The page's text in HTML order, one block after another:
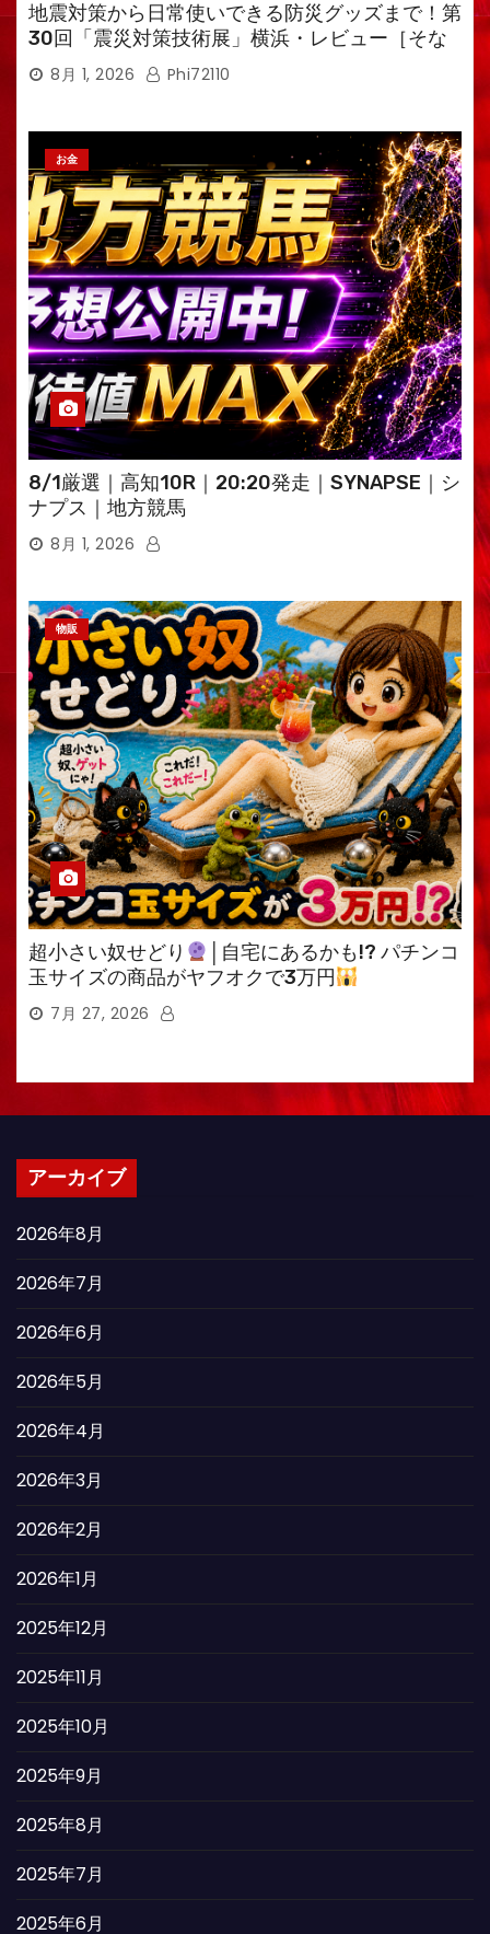
地震対策から日常使いできる防災グッズまで！第
30回「震災対策技術展」横浜・レビュー［そな
えるTV・高荷智也］
8月 1, 2026 Phi72110
お金
8/1厳選｜高知10R｜20:20発走｜SYNAPSE｜シ
ナプス｜地方競馬
8月 1, 2026
物販
超小さい奴せどり
│自宅にあるかも!? パチンコ
玉サイズの商品がヤフオクで3万円
7月 27, 2026
アーカイブ
2026年8月
2026年7月
2026年6月
2026年5月
2026年4月
2026年3月
2026年2月
2026年1月
2025年12月
2025年11月
2025年10月
2025年9月
2025年8月
2025年7月
2025年6月